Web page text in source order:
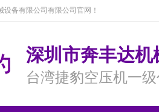
备有限公司有限公司官网！
深圳市奔丰达
台湾捷豹空压机一